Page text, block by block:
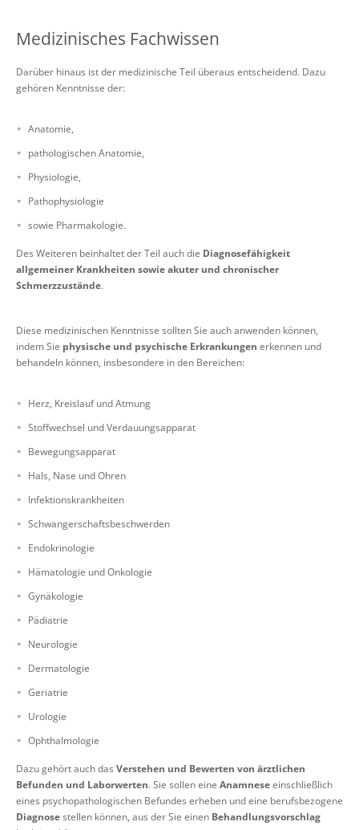
Medizinisches Fachwissen
Darüber hinaus ist der medizinische Teil überaus entscheidend. Dazu
gehören Kenntnisse der:
Anatomie,
pathologischen Anatomie,
Physiologie,
Pathophysiologie
sowie Pharmakologie.
Des Weiteren beinhaltet der Teil auch die Diagnosefähigkeit
allgemeiner Krankheiten sowie akuter und chronischer
Schmerzzustände.
Diese medizinischen Kenntnisse sollten Sie auch anwenden können,
indem Sie physische und psychische Erkrankungen erkennen und
behandeln können, insbesondere in den Bereichen:
Herz, Kreislauf und Atmung
Stoffwechsel und Verdauungsapparat
Bewegungsapparat
Hals, Nase und Ohren
Infektionskrankheiten
Schwangerschaftsbeschwerden
Endokrinologie
Hämatologie und Onkologie
Gynäkologie
Pädiatrie
Neurologie
Dermatologie
Geriatrie
Urologie
Ophthalmologie
Dazu gehört auch das Verstehen und Bewerten von ärztlichen
Befunden und Laborwerten. Sie sollen eine Anamneseeinschließlich
eines psychopathologischen Befundes erheben und eine berufsbezogene
Diagnosestellen können, aus der Sie einen Behandlungsvorschlag